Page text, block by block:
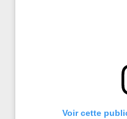
Voir cette